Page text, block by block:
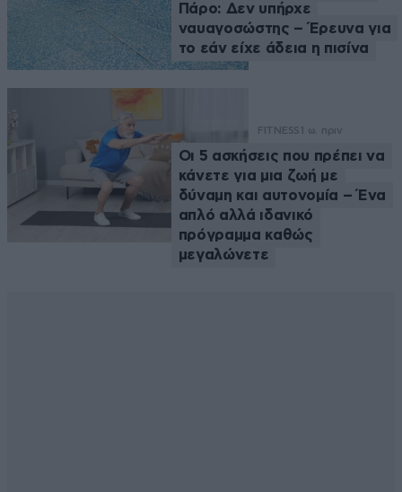
Πάρο: Δεν υπήρχε
ναυαγοσώστης – Έρευνα για
το εάν είχε άδεια η πισίνα
FITNESS 1 ω. πριν
Οι 5 ασκήσεις που πρέπει να
κάνετε για μια ζωή με
δύναμη και αυτονομία – Ένα
απλό αλλά ιδανικό
πρόγραμμα καθώς
μεγαλώνετε